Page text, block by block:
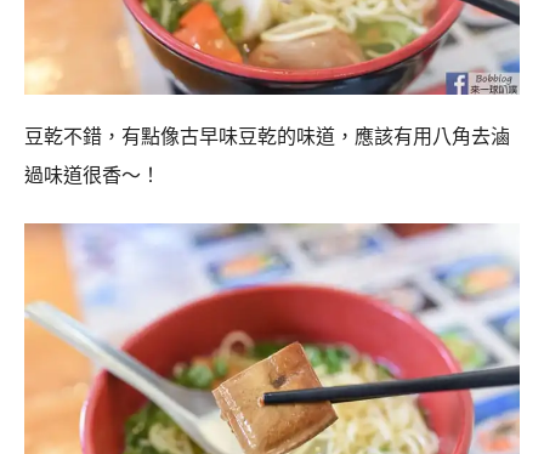
豆乾不錯，有點像古早味豆乾的味道，應該有用八角去滷
過味道很香～！